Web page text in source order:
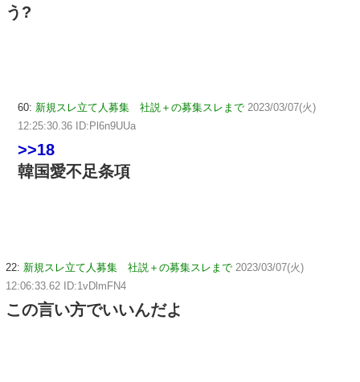
う?
60: 新規スレ立て人募集 社説＋の募集スレまで 2023/03/07(火)
12:25:30.36 ID:Pl6n9UUa
>>18
韓国愛不足条項
22: 新規スレ立て人募集 社説＋の募集スレまで 2023/03/07(火)
12:06:33.62 ID:1vDlmFN4
この言い方でいいんだよ